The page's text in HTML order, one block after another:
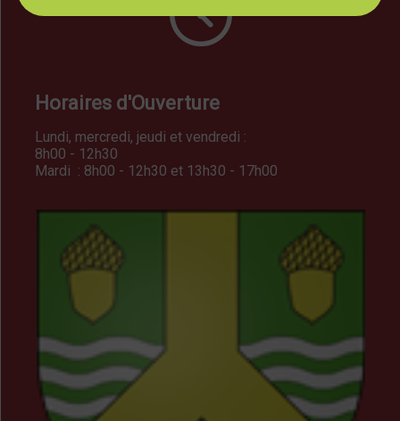
Horaires d'Ouverture
Lundi, mercredi, jeudi et vendredi :
8h00 - 12h30
Mardi : 8h00 - 12h30 et 13h30 - 17h00